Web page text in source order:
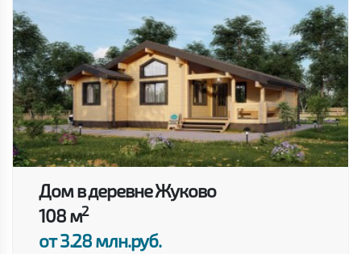
Дом в деревне Жуково
108 м2
от 3.28 млн.руб.